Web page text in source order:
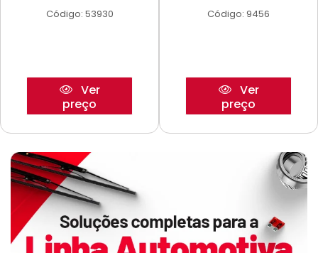
Código: 53930
Ver
preço
Código: 9456
Ver
preço